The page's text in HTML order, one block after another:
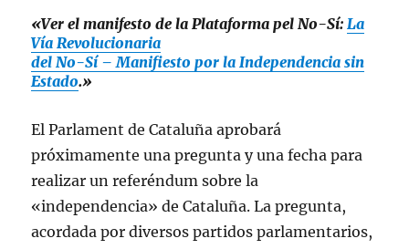
«Ver el manifesto de la Plataforma pel No-Sí:La
Vía Revolucionaria
del No-Sí – Manifiesto por la Independencia sin
Estado.»
El Parlament de Cataluña aprobará
próximamente una pregunta y una fecha para
realizar un referéndum sobre la
«independencia» de Cataluña. La pregunta,
acordada por diversos partidos parlamentarios,